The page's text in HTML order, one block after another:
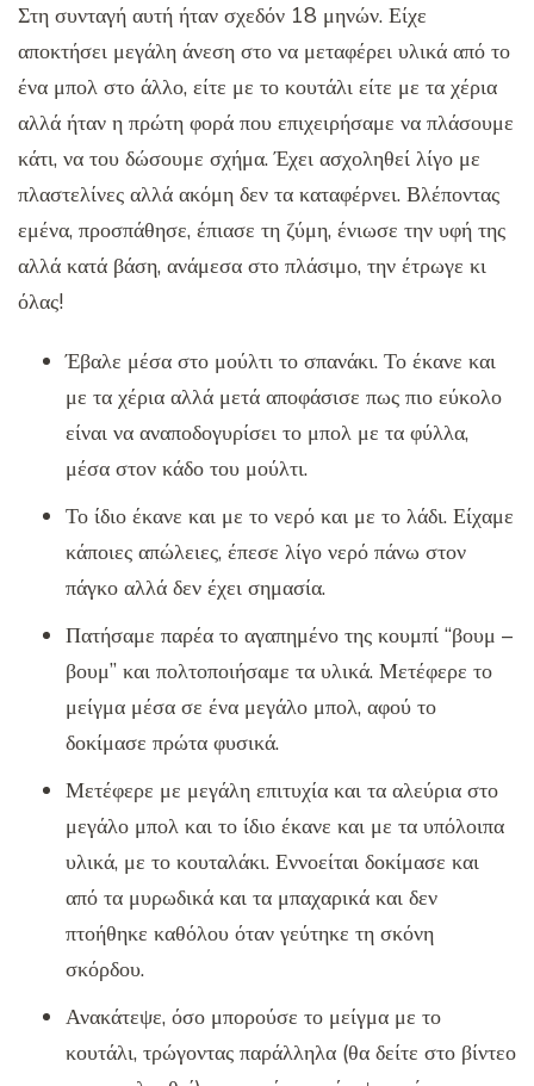
Στη συνταγή αυτή ήταν σχεδόν 18 μηνών. Είχε
αποκτήσει μεγάλη άνεση στο να μεταφέρει υλικά από το
ένα μπολ στο άλλο, είτε με το κουτάλι είτε με τα χέρια
αλλά ήταν η πρώτη φορά που επιχειρήσαμε να πλάσουμε
κάτι, να του δώσουμε σχήμα. Έχει ασχοληθεί λίγο με
πλαστελίνες αλλά ακόμη δεν τα καταφέρνει. Βλέποντας
εμένα, προσπάθησε, έπιασε τη ζύμη, ένιωσε την υφή της
αλλά κατά βάση, ανάμεσα στο πλάσιμο, την έτρωγε κι
όλας!
Έβαλε μέσα στο μούλτι το σπανάκι. Το έκανε και
με τα χέρια αλλά μετά αποφάσισε πως πιο εύκολο
είναι να αναποδογυρίσει το μπολ με τα φύλλα,
μέσα στον κάδο του μούλτι.
Το ίδιο έκανε και με το νερό και με το λάδι. Είχαμε
κάποιες απώλειες, έπεσε λίγο νερό πάνω στον
πάγκο αλλά δεν έχει σημασία.
Πατήσαμε παρέα το αγαπημένο της κουμπί “βουμ –
βουμ” και πολτοποιήσαμε τα υλικά. Μετέφερε το
μείγμα μέσα σε ένα μεγάλο μπολ, αφού το
δοκίμασε πρώτα φυσικά.
Μετέφερε με μεγάλη επιτυχία και τα αλεύρια στο
μεγάλο μπολ και το ίδιο έκανε και με τα υπόλοιπα
υλικά, με το κουταλάκι. Εννοείται δοκίμασε και
από τα μυρωδικά και τα μπαχαρικά και δεν
πτοήθηκε καθόλου όταν γεύτηκε τη σκόνη
σκόρδου.
Ανακάτεψε, όσο μπορούσε το μείγμα με το
κουτάλι, τρώγοντας παράλληλα (θα δείτε στο βίντεο